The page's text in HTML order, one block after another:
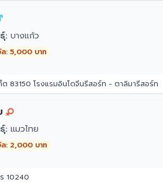
: บางแก้ว
ล: 5,000 บาท
83150 โรงแรมอินโดจีนรีสอร์ท - ตาลิมารีสอร์ท
: แมวไทย
ล: 2,000 บาท
10240